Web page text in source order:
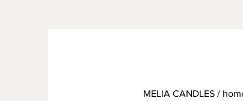
MELIA CANDLES /